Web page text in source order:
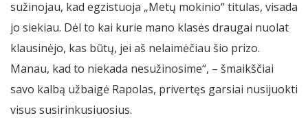
sužinojau, kad egzistuoja „Metų mokinio“ titulas, visada
jo siekiau. Dėl to kai kurie mano klasės draugai nuolat
klausinėjo, kas būtų, jei aš nelaimėčiau šio prizo.
Manau, kad to niekada nesužinosime“, – šmaikščiai
savo kalbą užbaigė Rapolas, privertęs garsiai nusijuokti
visus susirinkusiuosius.